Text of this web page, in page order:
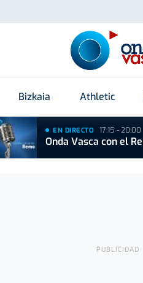
Bizkaia Athletic
EN DIRECTO 17:15 - 20:00
Onda Vasca con el